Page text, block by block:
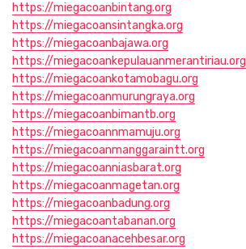
https://miegacoanbintang.org
https://miegacoansintangka.org
https://miegacoanbajawa.org
https://miegacoankepulauanmerantiriau.org
https://miegacoankotamobagu.org
https://miegacoanmurungraya.org
https://miegacoanbimantb.org
https://miegacoannmamuju.org
https://miegacoanmanggaraintt.org
https://miegacoanniasbarat.org
https://miegacoanmagetan.org
https://miegacoanbadung.org
https://miegacoantabanan.org
https://miegacoanacehbesar.org